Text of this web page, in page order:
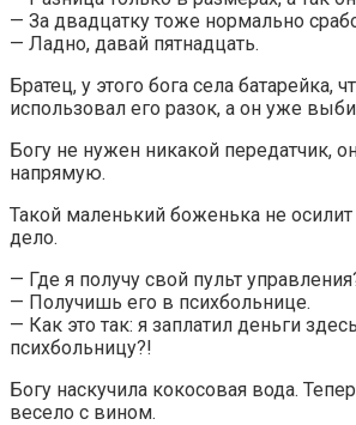
— За двадцатку тоже нормально
— Ладно, давай пятнадцать.
Братец, у этого бога села батарейка,
использовал его разок, а он уже
Богу не нужен никакой передатчик,
напрямую.
Такой маленький боженька не
дело.
— Где я получу свой пульт
— Получишь его в психбольнице.
— Как это так: я заплатил деньги
психбольницу?!
Богу наскучила кокосовая вода.
весело с вином.